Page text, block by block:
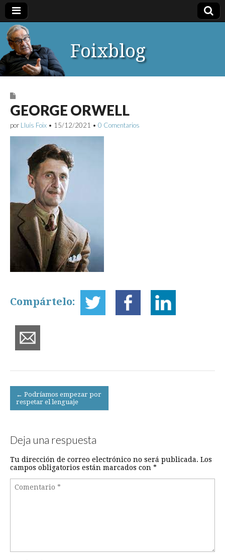
Foixblog
GEORGE ORWELL
por Lluís Foix • 15/12/2021 • 0 Comentarios
Compártelo:
Post
navigation
← Podríamos empezar por
respetar el lenguaje
Deja una respuesta
Tu dirección de correo electrónico no será publicada. Los
campos obligatorios están marcados con *